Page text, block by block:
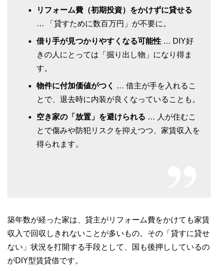
リフォーム費（初期投資）をかけずに貸せる
… 「貸すために数百万円」が不要に。
借り手が見つかりやすくなる可能性 … DIY好
きの人にとっては「掘り出し物」になり得ま
す。
物件に付加価値がつく
… 借主が手を入れるこ
とで、退去時に内装が良くなっていることも。
空き家の「放置」を避けられる … 人が住むこ
とで傷みや防犯リスクを抑えつつ、家賃収入を
得られます。
築年数が経った家は、貸主がリフォーム費をかけても家賃
収入で回収しきれないことが多いもの。その「貸すに貸せ
ない」状況を打開する手段として、国も後押ししているの
がDIY型賃貸借です。